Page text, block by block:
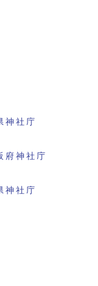
神社庁
神社庁
神社庁